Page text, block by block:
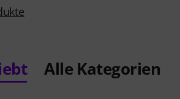
Alle Kategorien